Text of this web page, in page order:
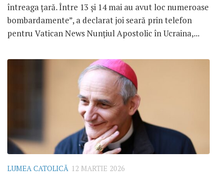
întreaga țară. Între 13 și 14 mai au avut loc numeroase
bombardamente”, a declarat joi seară prin telefon
pentru Vatican News Nunțiul Apostolic în Ucraina,...
LUMEA CATOLICĂ 12 MARTIE 2026